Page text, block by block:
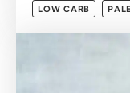
LOW CARB